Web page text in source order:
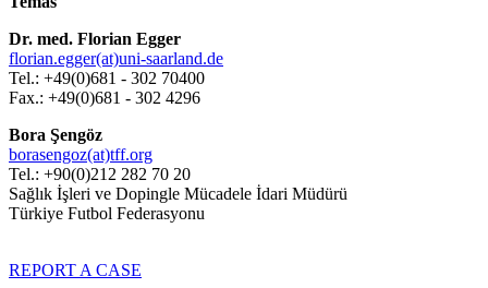
Dr. med. Florian Egger
florian.egger(at)uni-saarland.de
Tel.: +49(0)681 - 302 70400
Fax.: +49(0)681 - 302 4296
Bora Şengöz
borasengoz(at)tff.org
Tel.: +90(0)212 282 70 20
Sağlık İşleri ve Dopingle Mücadele İdari Müdürü
Türkiye Futbol Federasyonu
REPORT A CASE